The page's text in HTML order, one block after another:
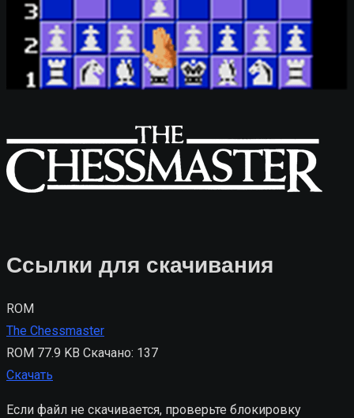
Ссылки для скачивания
ROM
The Chessmaster
ROM 77.9 KB Скачано: 137
Скачать
Если файл не скачивается, проверьте блокировку